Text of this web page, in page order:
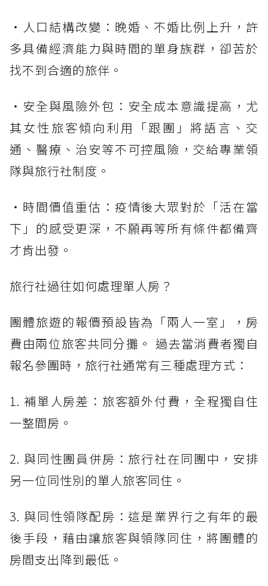
・人口結構改變：晚婚、不婚比例上升，許
多具備經濟能力與時間的單身族群，卻苦於
找不到合適的旅伴。
・安全與風險外包：安全成本意識提高，尤
其女性旅客傾向利用「跟團」將語言、交
通、醫療、治安等不可控風險，交給專業領
隊與旅行社制度。
・時間價值重估：疫情後大眾對於「活在當
下」的感受更深，不願再等所有條件都備齊
才肯出發。
旅行社過往如何處理單人房？
團體旅遊的報價預設皆為「兩人一室」，房
費由兩位旅客共同分攤。 過去當消費者獨自
報名參團時，旅行社通常有三種處理方式：
1. 補單人房差：旅客額外付費，全程獨自住
一整間房。
2. 與同性團員併房：旅行社在同團中，安排
另一位同性別的單人旅客同住。
3. 與同性領隊配房：這是業界行之有年的最
後手段，藉由讓旅客與領隊同住，將團體的
房間支出降到最低。